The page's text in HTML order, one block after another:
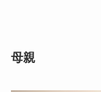
母親